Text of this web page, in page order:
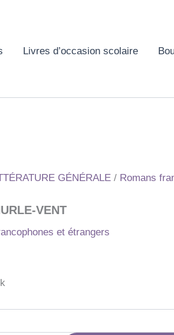
Livres d’occasion scolaire
GÉNÉRALE / Romans
VENT
et étrangers